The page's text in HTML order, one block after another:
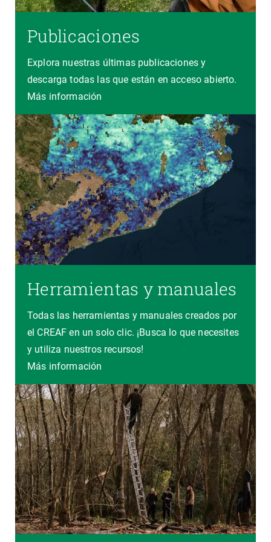
Publicaciones
Explora nuestras últimas publicaciones y
descarga todas las que están en acceso abierto.
Más información
Herramientas y manuales
Todas las herramientas y manuales creados por
el CREAF en un solo clic. ¡Busca lo que necesites
y utiliza nuestros recursos!
Más información